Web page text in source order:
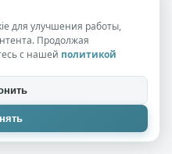
для улучшения работы,
Продолжая
с нашей политикой